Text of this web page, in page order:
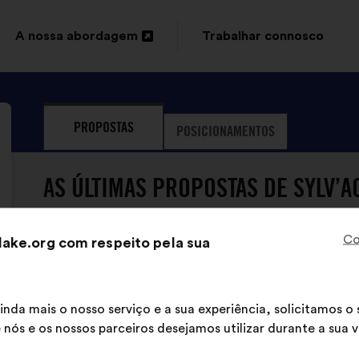
A nossa abordagem
separador
Trabalhar connosco
PROPOSTAS POSICIONAMENTOS
AS ÚLTIMAS PROPOSTAS DE
Sylv’ACCTES ainda não
com respeito pela sua
mais o nosso serviço e a sua experiência, solicitamos
e os nossos parceiros desejamos utilizar durante a sua